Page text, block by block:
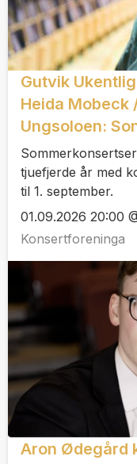
Gutvik
Heida Mobeck
Ungsoloen:
tjuefjerde år med
til 1. september.
01.09.2026 20:00
Konsertforeninga
Aron Ødegård